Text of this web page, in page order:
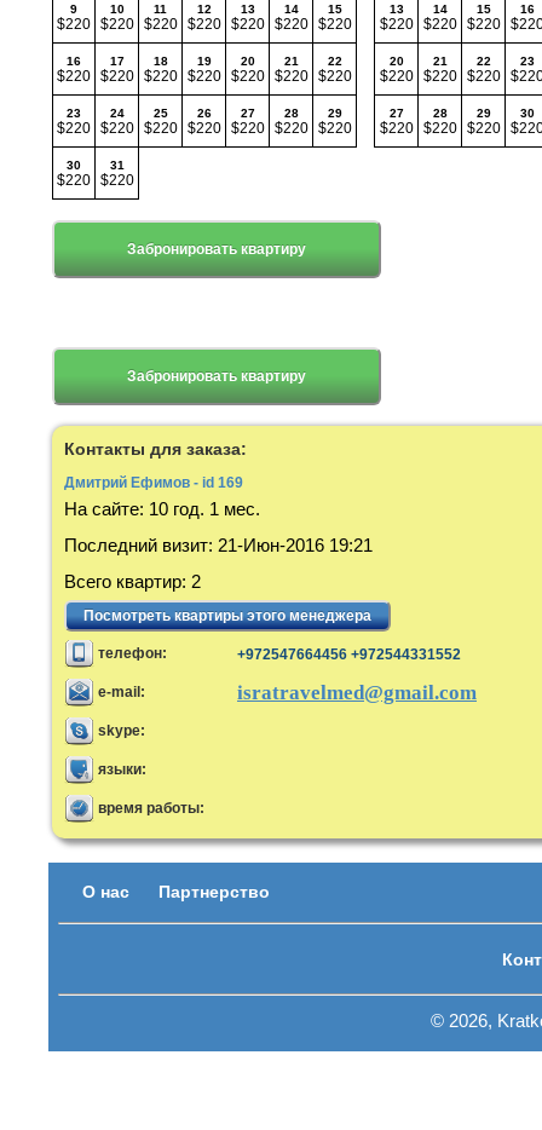
9
$220
10
$220
11
$220
12
$220
13
$220
14
$220
15
$220
13
$220
14
$220
15
$220
16
16
$220
17
$220
18
$220
19
$220
20
$220
21
$220
22
$220
20
$220
21
$220
22
$220
23
23
$220
24
$220
25
$220
26
$220
27
$220
28
$220
29
$220
27
$220
28
$220
29
$220
30
30
$220
31
$220
Забронировать квартиру
Забронировать квартиру
Контакты для заказа:
Дмитрий Ефимов - id 169
На сайте: 10 год. 1 мес.
Последний визит: 21-Июн-2016 19:21
Всего квартир: 2
Посмотреть квартиры этого менеджера
телефон: +972547664456 +972544331552
e-mail: isratravelmed@gmail.com
skype:
языки:
время работы:
О нас Партнерство
© 2026,